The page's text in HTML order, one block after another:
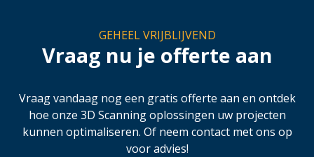
GEHEEL VRIJBLIJVEND
Vraag nu je offerte aan
Vraag vandaag nog een gratis offerte aan en ontdek
hoe onze 3D Scanning oplossingen uw projecten
kunnen optimaliseren. Of neem contact met ons op
voor advies!